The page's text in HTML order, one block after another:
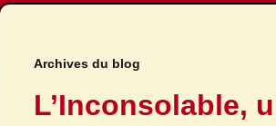
Archives du blog
L’Inconsolable,